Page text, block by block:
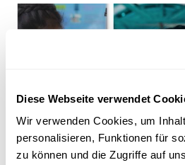
Diese Webseite verwendet
Wir verwenden Cookies, um
personalisieren, Funktionen für
zu können und die Zugriffe auf
Forschung in Luxemburg